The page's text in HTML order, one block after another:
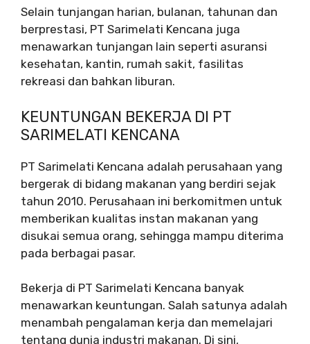
Selain tunjangan harian, bulanan, tahunan dan
berprestasi, PT Sarimelati Kencana juga
menawarkan tunjangan lain seperti asuransi
kesehatan, kantin, rumah sakit, fasilitas
rekreasi dan bahkan liburan.
KEUNTUNGAN BEKERJA DI PT
SARIMELATI KENCANA
PT Sarimelati Kencana adalah perusahaan yang
bergerak di bidang makanan yang berdiri sejak
tahun 2010. Perusahaan ini berkomitmen untuk
memberikan kualitas instan makanan yang
disukai semua orang, sehingga mampu diterima
pada berbagai pasar.
Bekerja di PT Sarimelati Kencana banyak
menawarkan keuntungan. Salah satunya adalah
menambah pengalaman kerja dan memelajari
tentang dunia industri makanan. Di sini,